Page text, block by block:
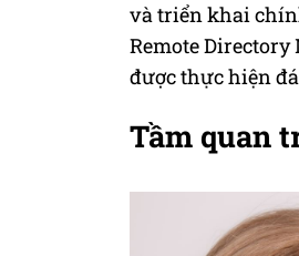
và triển khai
Remote
được thực hiện
Tầm quan